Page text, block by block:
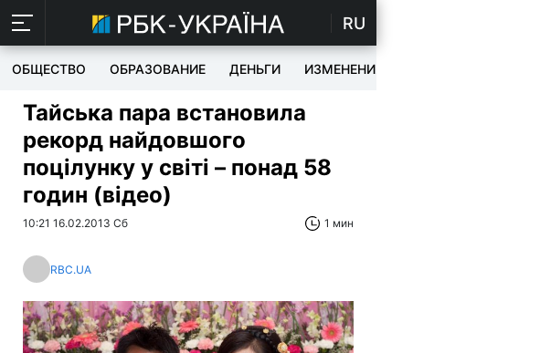
RU
ОБЩЕСТВО ОБРАЗОВАНИЕ ДЕНЬГИ ИЗМЕНЕНИЯ
Тайська пара встановила
рекорд найдовшого
поцілунку у світі – понад 58
годин (відео)
10:21 16.02.2013 Сб 1 мин
RBC.UA